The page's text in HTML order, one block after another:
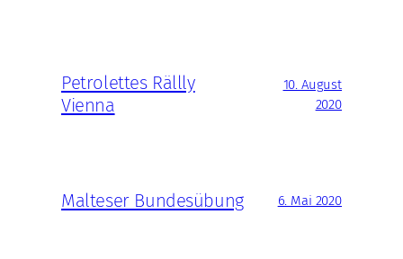
Petrolettes Rällly
Vienna
10. August
2020
Malteser Bundesübung 6. Mai 2020